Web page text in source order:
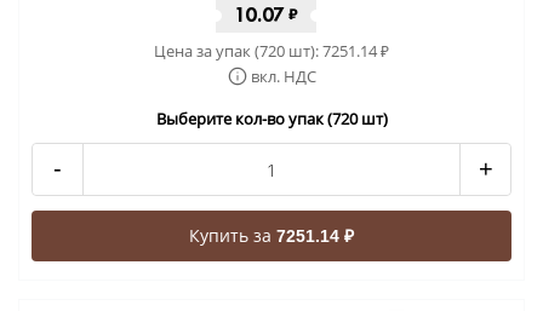
10.07 ₽
Цена за упак (720 шт):7251.14₽
вкл. НДС
Выберите кол-во упак (720 шт)
- +
Купить за 7251.14 ₽